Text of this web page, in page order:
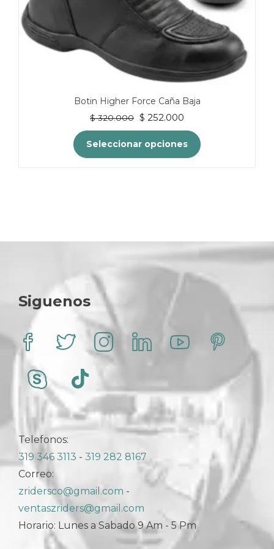
Botin Higher Force Caña Baja
$320.000 El
precio
original
era:
$ 252.000
precio
actual
es:
Seleccionar opciones
opciones
pueden
producto
Siguenos
Telefonos:
319 346 3113 - 319 282 8167
Correo:
zridersco@gmail.com -
ventaszriders@gmail.com
Horario: Lunes a Sabado 9 Am - 5 Pm